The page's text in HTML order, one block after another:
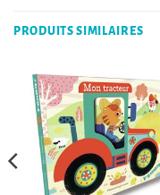
PRODUITS SIMILAIRES